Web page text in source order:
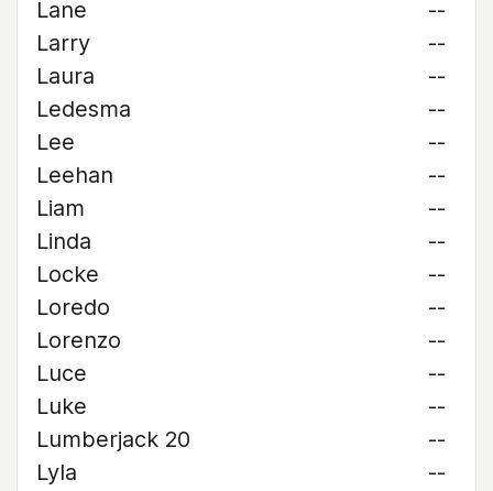
Lane
--
Larry
--
Laura
--
Ledesma
--
Lee
--
Leehan
--
Liam
--
Linda
--
Locke
--
Loredo
--
Lorenzo
--
Luce
--
Luke
--
Lumberjack 20
--
Lyla
--